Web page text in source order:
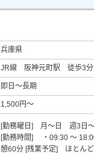
兵庫県
JR線 阪神元町駅 徒歩3分
即日～長期
1,500円～
[勤務曜日] 月～日 週3日
[勤務時間] ・09:30 ～
憩60分 [残業予定] ほとん